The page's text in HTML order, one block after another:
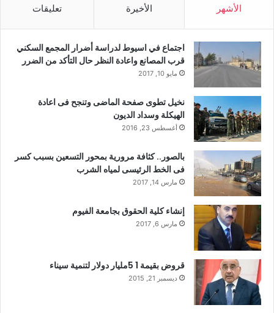
الأشهر الأخيرة تعليقات
اجتماع في اسيوط لدراسة أضرار المجمع السكني
قرب المصانع واعادة النظر حال التأكد من الضرر
مايو 10, 2017
نخيل تطوى صفحة الماضى وتنجح فى اعادة
الهيكلة وسداد الديون
أغسطس 23, 2016
بالصور.. كثافة مرورية بمحور التسعين بسبب كسر
فى الخط الرئيسى لمياه الشرب
مارس 14, 2017
إنشاء كلية الحقوق بجامعة الفيوم
مارس 6, 2017
قروض بقيمة 1 5مليار دولار لتنمية سيناء
ديسمبر 21, 2015